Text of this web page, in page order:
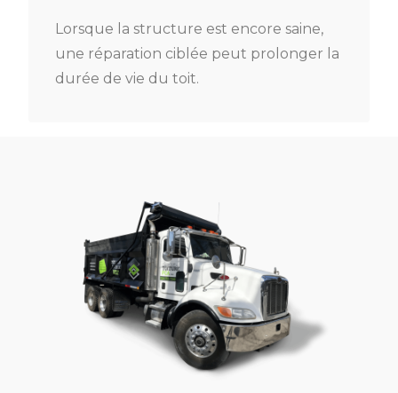
Lorsque la structure est encore saine,
une réparation ciblée peut prolonger la
durée de vie du toit.